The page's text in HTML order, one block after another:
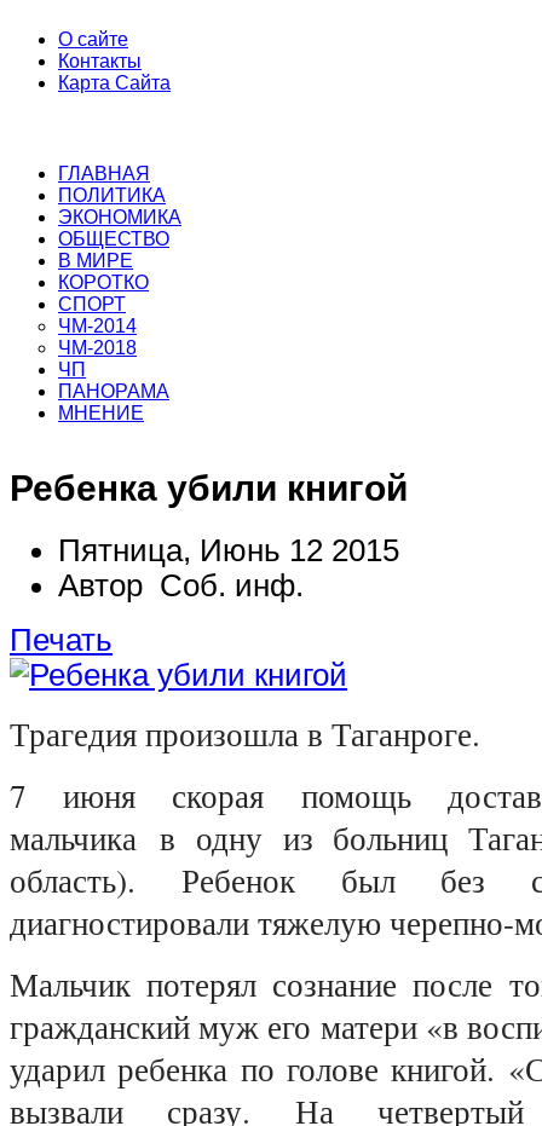
О сайте
Контакты
Карта Сайта
ГЛАВНАЯ
ПОЛИТИКА
ЭКОНОМИКА
ОБЩЕСТВО
В МИРЕ
КОРОТКО
СПОРТ
ЧМ-2014
ЧМ-2018
ЧП
ПАНОРАМА
МНЕНИЕ
Ребенка убили книгой
Пятница, Июнь 12 2015
Автор Соб. инф.
Печать
Трагедия произошла в Таганроге.
7 июня скорая помощь
мальчика в одну из больниц
область). Ребенок был без
диагностировали тяжелую
Мальчик потерял сознание после
гражданский муж его матери «в
ударил ребенка по голове книгой.
вызвали сразу. На